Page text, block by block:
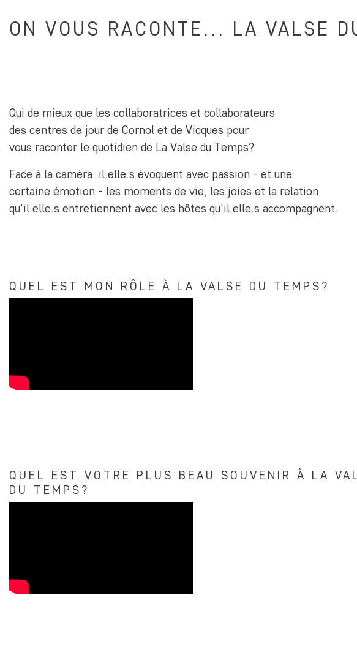
ON VOUS RACONTE... LA VALSE
Qui de mieux que les collaboratrices et collaborateurs
des centres de jour de Cornol et de Vicques pour
vous raconter le quotidien de La Valse du Temps?
Face à la caméra, il.elle.s évoquent avec passion - et une
certaine émotion - les moments de vie, les joies et la relation
qu'il.elle.s entretiennent avec les hôtes qu'il.elle.s accompagnent.
QUEL EST MON RÔLE À LA VALSE DU TEMPS?
QUEL EST VOTRE PLUS BEAU SOUVENIR À LA
DU TEMPS?